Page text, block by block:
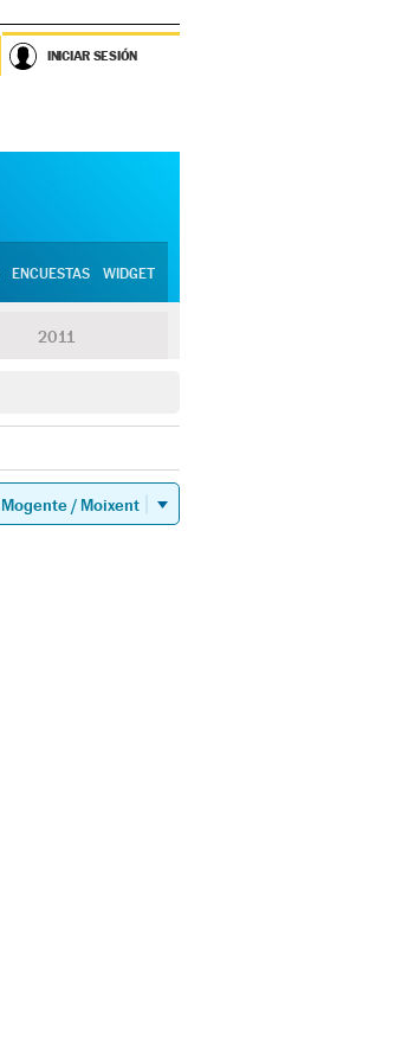
INICIAR SESIÓN
ENCUESTAS WIDGET
2011